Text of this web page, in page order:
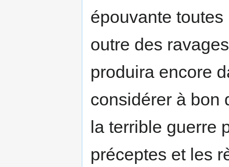
épouvante
outre des
produira encore
considérer à bon
la terrible guerre
préceptes et les